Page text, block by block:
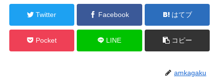
Twitter Facebook はてブ
Pocket LINE コピー
amkagaku